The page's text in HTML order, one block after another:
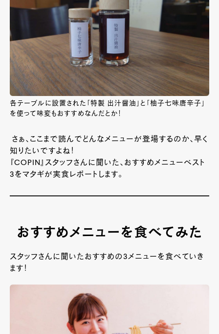
各テーブルに設置された「特製 出汁醤油」と「柚子七味唐辛子」
を使って味変もおすすめなんだとか！
さぁ、ここまで読んでどんなメニューが登場するのか、早く
知りたいですよね！
『COPIN』スタッフさんに聞いた、おすすめメニューベスト
3をマタギが実食レポートします。
おすすめメニューを食べてみた
スタッフさんに聞いたおすすめの3メニューを食べていき
ます！